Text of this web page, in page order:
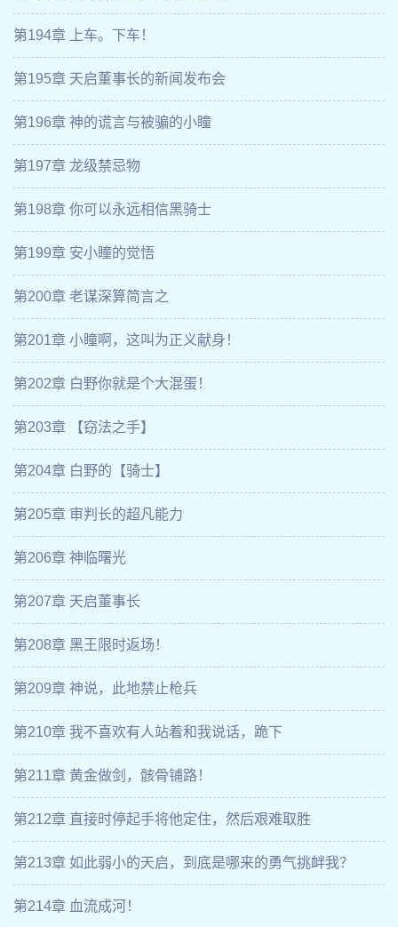
第194章 上车。下车！
第195章 天启董事长的新闻发布会
第196章 神的谎言与被骗的小瞳
第197章 龙级禁忌物
第198章 你可以永远相信黑骑士
第199章 安小瞳的觉悟
第200章 老谋深算简言之
第201章 小瞳啊，这叫为正义献身！
第202章 白野你就是个大混蛋！
第203章 【窃法之手】
第204章 白野的【骑士】
第205章 审判长的超凡能力
第206章 神临曙光
第207章 天启董事长
第208章 黑王限时返场！
第209章 神说，此地禁止枪兵
第210章 我不喜欢有人站着和我说话，跪下
第211章 黄金做剑，骸骨铺路！
第212章 直接时停起手将他定住，然后艰难取胜
第213章 如此弱小的天启，到底是哪来的勇气挑衅我？
第214章 血流成河！